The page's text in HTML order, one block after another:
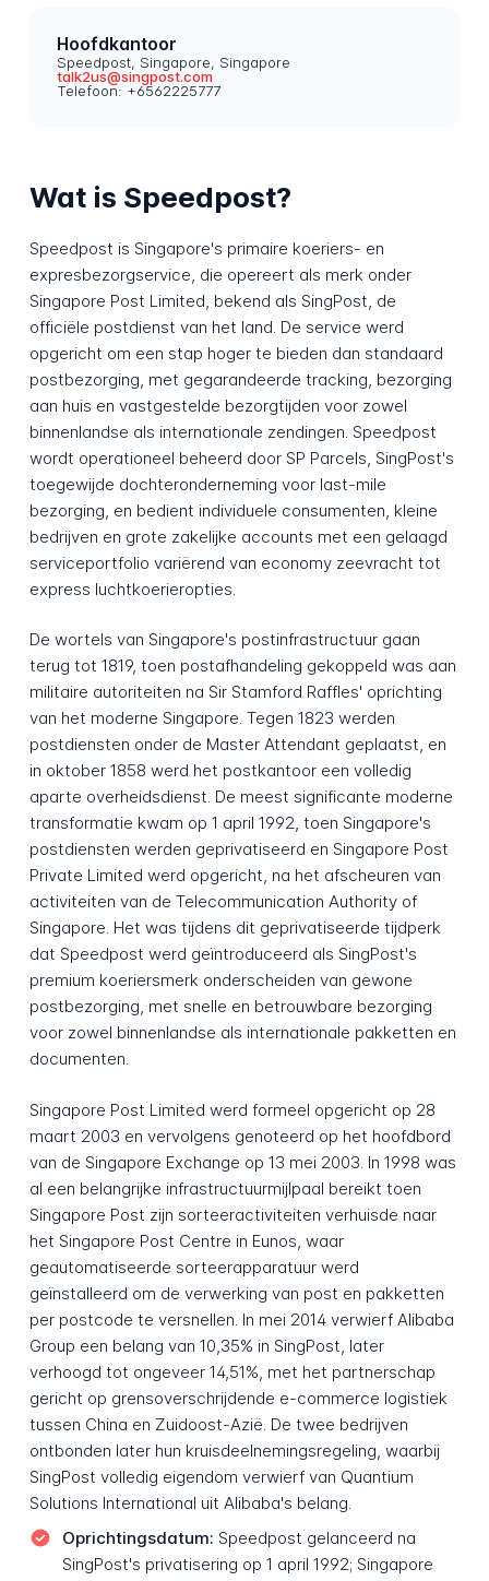
Hoofdkantoor
Speedpost, Singapore, Singapore
talk2us@singpost.com
Telefoon: +6562225777
Wat is Speedpost?
Speedpost is Singapore's primaire koeriers- en
expresbezorgservice, die opereert als merk onder
Singapore Post Limited, bekend als SingPost, de
officiële postdienst van het land. De service werd
opgericht om een stap hoger te bieden dan standaard
postbezorging, met gegarandeerde tracking, bezorging
aan huis en vastgestelde bezorgtijden voor zowel
binnenlandse als internationale zendingen. Speedpost
wordt operationeel beheerd door SP Parcels, SingPost's
toegewijde dochteronderneming voor last-mile
bezorging, en bedient individuele consumenten, kleine
bedrijven en grote zakelijke accounts met een gelaagd
serviceportfolio variërend van economy zeevracht tot
express luchtkoerieropties.
De wortels van Singapore's postinfrastructuur gaan
terug tot 1819, toen postafhandeling gekoppeld was aan
militaire autoriteiten na Sir Stamford Raffles' oprichting
van het moderne Singapore. Tegen 1823 werden
postdiensten onder de Master Attendant geplaatst, en
in oktober 1858 werd het postkantoor een volledig
aparte overheidsdienst. De meest significante moderne
transformatie kwam op 1 april 1992, toen Singapore's
postdiensten werden geprivatiseerd en Singapore Post
Private Limited werd opgericht, na het afscheuren van
activiteiten van de Telecommunication Authority of
Singapore. Het was tijdens dit geprivatiseerde tijdperk
dat Speedpost werd geïntroduceerd als SingPost's
premium koeriersmerk onderscheiden van gewone
postbezorging, met snelle en betrouwbare bezorging
voor zowel binnenlandse als internationale pakketten en
documenten.
Singapore Post Limited werd formeel opgericht op 28
maart 2003 en vervolgens genoteerd op het hoofdbord
van de Singapore Exchange op 13 mei 2003. In 1998 was
al een belangrijke infrastructuurmijlpaal bereikt toen
Singapore Post zijn sorteeractiviteiten verhuisde naar
het Singapore Post Centre in Eunos, waar
geautomatiseerde sorteerapparatuur werd
geïnstalleerd om de verwerking van post en pakketten
per postcode te versnellen. In mei 2014 verwierf Alibaba
Group een belang van 10,35% in SingPost, later
verhoogd tot ongeveer 14,51%, met het partnerschap
gericht op grensoverschrijdende e-commerce logistiek
tussen China en Zuidoost-Azië. De twee bedrijven
ontbonden later hun kruisdeelnemingsregeling, waarbij
SingPost volledig eigendom verwierf van Quantium
Solutions International uit Alibaba's belang.
Oprichtingsdatum: Speedpost gelanceerd na
SingPost's privatisering op 1 april 1992; Singapore